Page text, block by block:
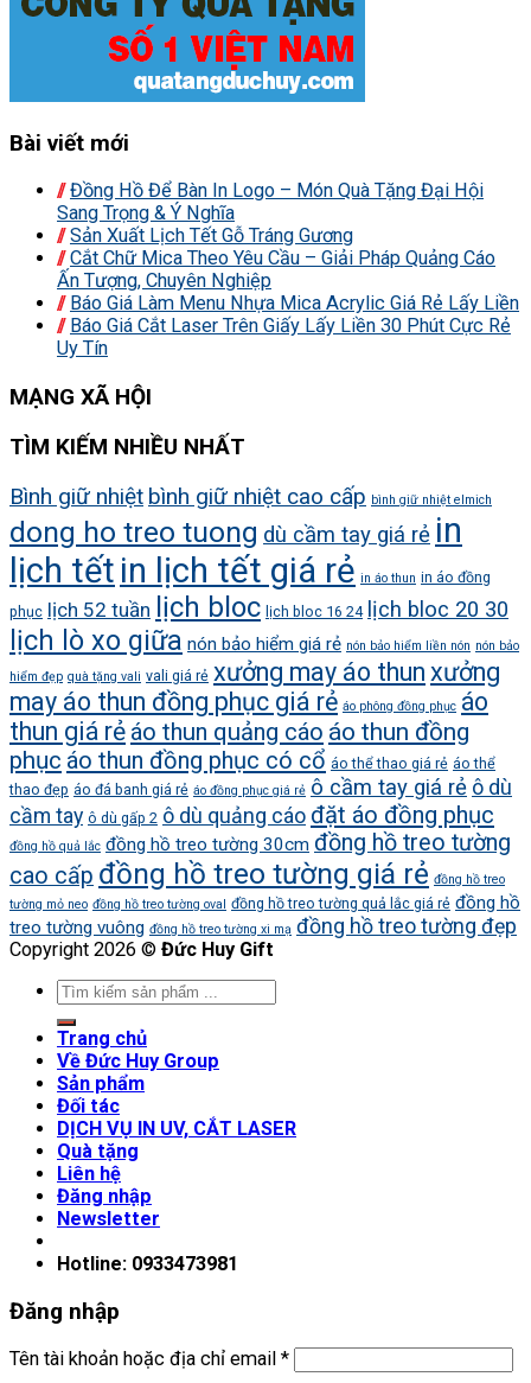
Bài viết mới
Đồng Hồ Để Bàn In Logo – Món Quà Tặng Đại Hội
Sang Trọng & Ý Nghĩa
Sản Xuất Lịch Tết Gỗ Tráng Gương
Cắt Chữ Mica Theo Yêu Cầu – Giải Pháp Quảng Cáo
Ấn Tượng, Chuyên Nghiệp
Báo Giá Làm Menu Nhựa Mica Acrylic Giá Rẻ Lấy Liền
Báo Giá Cắt Laser Trên Giấy Lấy Liền 30 Phút Cực Rẻ
Uy Tín
MẠNG XÃ HỘI
TÌM KIẾM NHIỀU NHẤT
Bình giữ nhiệt bình giữ nhiệt cao cấp bình giữ nhiệt elmich
dong ho treo tuong dù cầm tay giá rẻ in
lịch tết in lịch tết giá rẻ in áo thun in áo đồng
phục lịch 52 tuần lịch bloc lịch bloc 16 24 lịch bloc 20 30
lịch lò xo giữa nón bảo hiểm giá rẻ nón bảo hiểm liền nón nón bảo
hiểm đẹp quà tặng vali vali giá rẻ xưởng may áo thun xưởng
may áo thun đồng phục giá rẻ áo phông đồng phục áo
thun giá rẻ áo thun quảng cáo áo thun đồng
phục áo thun đồng phục có cổ áo thể thao giá rẻ áo thể
thao đẹp áo đá banh giá rẻ áo đồng phục giá rẻ ô cầm tay giá rẻ ô dù
cầm tay ô dù gấp 2 ô dù quảng cáo đặt áo đồng phục
đồng hồ quả lắc đồng hồ treo tường 30cm đồng hồ treo tường
cao cấp đồng hồ treo tường giá rẻ đồng hồ treo
tường mỏ neo đồng hồ treo tường oval đồng hồ treo tường quả lắc giá rẻ đồng hồ
treo tường vuông đồng hồ treo tường xi mạ đồng hồ treo tường đẹp
Copyright 2026 © Đức Huy Gift
Trang chủ
Về Đức Huy Group
Sản phẩm
Đối tác
DỊCH VỤ IN UV, CẮT LASER
Quà tặng
Liên hệ
Đăng nhập
Newsletter
Hotline: 0933473981
Đăng nhập
Tên tài khoản hoặc địa chỉ email *